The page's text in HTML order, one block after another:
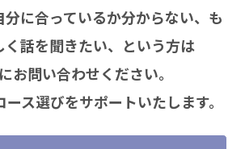
分に合っているか分からない、も
く話を聞きたい、という方は
お問い合わせください。
ス選びをサポートいたします。